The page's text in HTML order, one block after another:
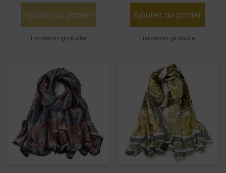
Ajouter au panier
Livraison gratuite
Ajouter au panier
Livraison gratuite